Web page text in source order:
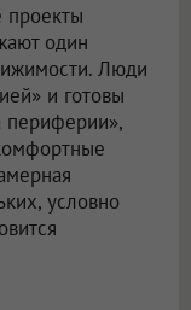
проекты
один
Люди
и готовы
периферии»,
условно